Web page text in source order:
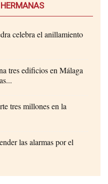
celebra el anillamiento
tres edificios en Málaga
tres millones en la
las alarmas por el